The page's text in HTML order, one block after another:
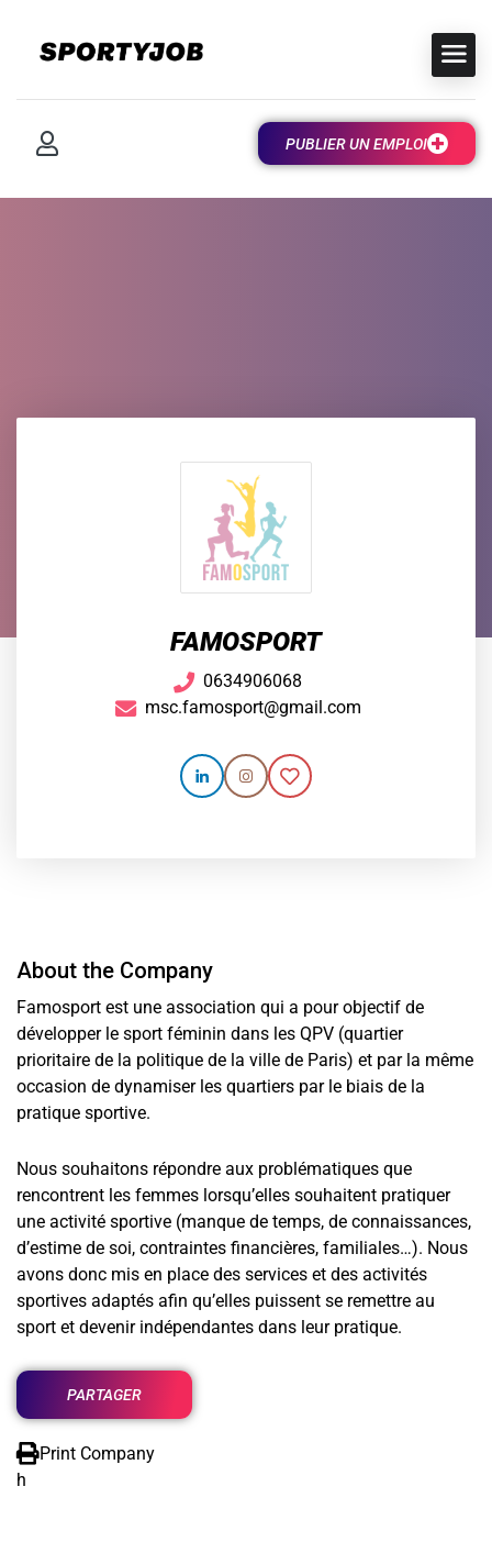
PUBLIER UN EMPLOI
FAMOSPORT
0634906068
msc.famosport@gmail.com
About the Company
Famosport est une association qui a pour objectif de
développer le sport féminin dans les QPV (quartier
prioritaire de la politique de la ville de Paris) et par la même
occasion de dynamiser les quartiers par le biais de la
pratique sportive.
Nous souhaitons répondre aux problématiques que
rencontrent les femmes lorsqu’elles souhaitent pratiquer
une activité sportive (manque de temps, de connaissances,
d’estime de soi, contraintes financières, familiales…). Nous
avons donc mis en place des services et des activités
sportives adaptés afin qu’elles puissent se remettre au
sport et devenir indépendantes dans leur pratique.
PARTAGER
Print Company
h